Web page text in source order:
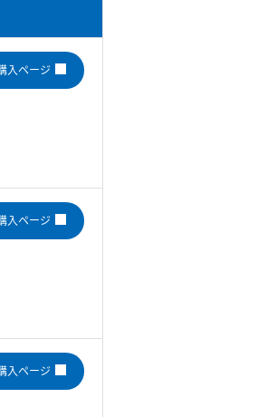
入ページ
入ページ
入ページ